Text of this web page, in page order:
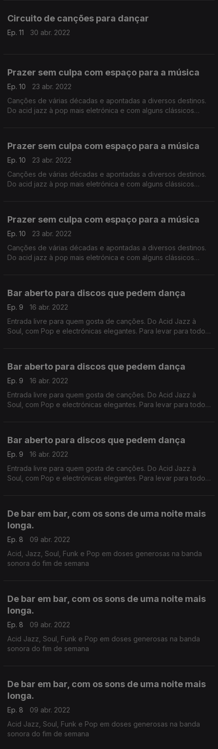
Circuito de canções para dançar
Ep. 11 30 abr. 2022
Prazer sem culpa com espaço para a música
Ep. 10
23 abr. 2022
Canções de várias décadas e apontadas a diversos destinos.
Do acid jazz à pop mais eletrónica e com alguns clássicos
Prazer sem culpa com espaço para a música
Ep. 10
23 abr. 2022
Canções de várias décadas e apontadas a diversos destinos.
Do acid jazz à pop mais eletrónica e com alguns clássicos
Prazer sem culpa com espaço para a música
Ep. 10
23 abr. 2022
Canções de várias décadas e apontadas a diversos destinos.
Do acid jazz à pop mais eletrónica e com alguns clássicos
Bar aberto para discos que pedem dança
Ep. 9
16 abr. 2022
Entrada livre para quem gosta de canções. Do Acid Jazz à
Soul, com Pop e electrónicas elegantes. Para levar para todo
Bar aberto para discos que pedem dança
Ep. 9
16 abr. 2022
Entrada livre para quem gosta de canções. Do Acid Jazz à
Soul, com Pop e electrónicas elegantes. Para levar para todo
Bar aberto para discos que pedem dança
Ep. 9
16 abr. 2022
Entrada livre para quem gosta de canções. Do Acid Jazz à
Soul, com Pop e electrónicas elegantes. Para levar para todo
De bar em bar, com os sons de uma noite mais
longa.
Ep. 8
09 abr. 2022
Acid, Jazz, Soul, Funk e Pop em doses generosas na banda
sonora do fim de semana
De bar em bar, com os sons de uma noite mais
longa.
Ep. 8
09 abr. 2022
Acid Jazz, Soul, Funk e Pop em doses generosas na banda
sonora do fim de semana
De bar em bar, com os sons de uma noite mais
longa.
Ep. 8
09 abr. 2022
Acid Jazz, Soul, Funk e Pop em doses generosas na banda
sonora do fim de semana